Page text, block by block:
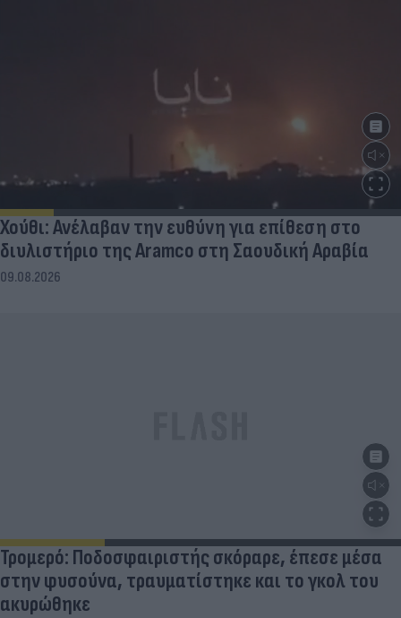
Χούθι: Ανέλαβαν την ευθύνη για επίθεση στο
διυλιστήριο της Aramco στη Σαουδική Αραβία
09.08.2026
Τρομερό: Ποδοσφαιριστής σκόραρε, έπεσε μέσα
στην φυσούνα, τραυματίστηκε και το γκολ του
ακυρώθηκε